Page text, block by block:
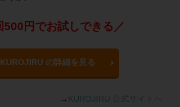
500円でお試しできる／
KUROJIRU の詳細を見る
→ KUROJIRU 公式サイトへ